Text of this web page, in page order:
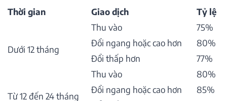
Thời gian Giao dịch Tỷ lệ
Dưới 12 tháng
Thu vào
75%
Đổi ngang hoặc cao hơn
80%
Đổi thấp hơn
77%
Từ 12 đến 24 tháng
Thu vào
80%
Đổi ngang hoặc cao hơn
85%